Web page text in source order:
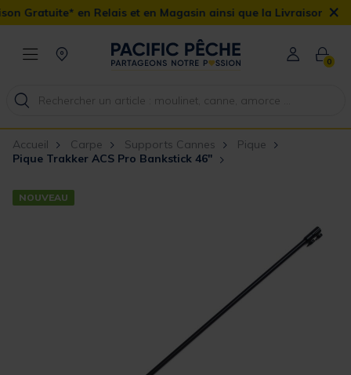
en Relais et en Magasin ainsi que la Livraison ×
0
Accueil Carpe Supports Cannes
Pique
Pique Trakker ACS Pro Bankstick 46"
NOUVEAU